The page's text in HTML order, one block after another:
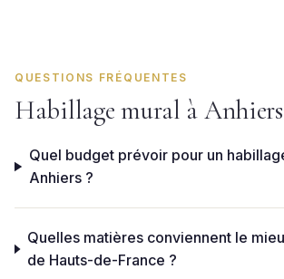
QUESTIONS FRÉQUENTES
Habillage mural à
Quel budget prévoir pour un
Anhiers ?
Quelles matières conviennent le
de Hauts-de-France ?